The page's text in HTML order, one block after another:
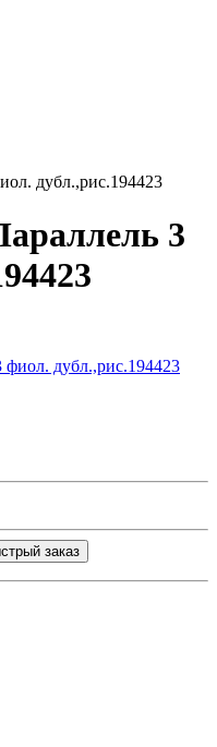
дубл.,рис.194423
3
заказ